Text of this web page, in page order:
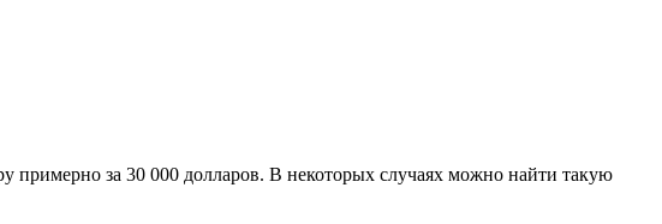
примерно за 30 000 долларов. В некоторых случаях можно найти такую